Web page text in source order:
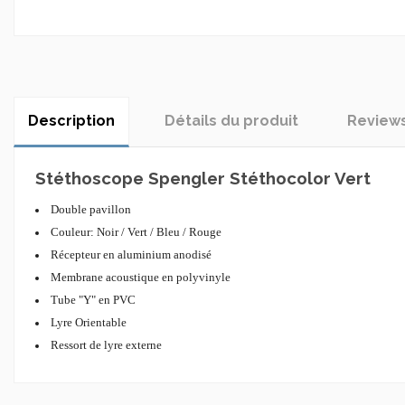
Description Détails du produit
Stéthoscope Spengler Stéthocolor Vert
Double pavillon
Couleur: Noir / Vert / Bleu / Rouge
Récepteur en aluminium anodisé
Membrane acoustique en polyvinyle
Tube "Y" en PVC
Lyre Orientable
Ressort de lyre externe